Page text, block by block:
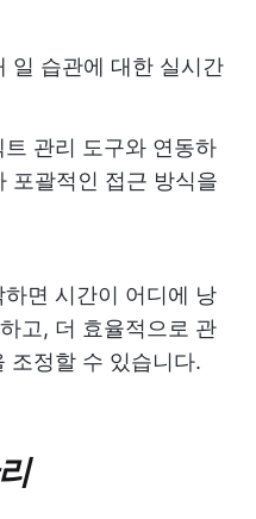
일 습관에 대한 실시간
관리 도구와 연동하
포괄적인 접근 방식을
면 시간이 어디에 낭
고, 더 효율적으로 관
조정할 수 있습니다.